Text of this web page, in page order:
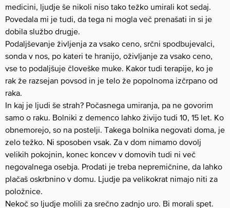
medicini, ljudje še nikoli niso tako težko umirali kot sedaj.
Povedala mi je tudi, da tega ni mogla več prenašati in si je
dobila službo drugje.
Podaljševanje življenja za vsako ceno, srčni spodbujevalci,
sonda v nos, po kateri te hranijo, oživljanje za vsako ceno,
vse to podaljšuje človeške muke. Kakor tudi terapije, ko je
rak že razsejan povsod in je telo že popolnoma izčrpano od
raka.
In kaj je ljudi še strah? Počasnega umiranja, pa ne govorim
samo o raku. Bolniki z demenco lahko živijo tudi 10, 15 let. Ko
obnemorejo, so na postelji. Takega bolnika negovati doma, je
zelo težko. Ni sposoben vsak. Za v dom nimamo dovolj
velikih pokojnin, konec koncev v domovih tudi ni več
negovalnega osebja. Prodati je treba nepremičnine, da lahko
plačaš oskrbnino v domu. Ljudje pa velikokrat nimajo niti za
položnice.
Nekoč so ljudje molili za srečno zadnjo uro. Bi morali spet.